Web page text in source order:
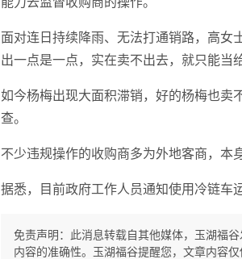
面对连日持续降雨、无法打通销路，高女
出一点是一点，实在卖不出去，就只能当
如今杨梅出现大面积滞销，好的杨梅也卖
查。
不少违规操作的收购商多为外地客商，本
据悉，目前政府工作人员通知使用冷链车
免责声明：此消息转载自其他媒体，玉湖福
内容的准确性。玉湖福谷提醒您，文章内容仅